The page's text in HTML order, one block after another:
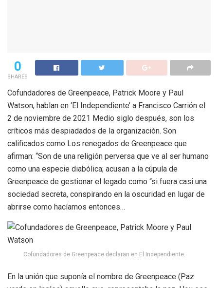
0
SHARES
Cofundadores de Greenpeace, Patrick Moore y Paul
Watson, hablan en ‘El Independiente’ a Francisco Carrión el
2 de noviembre de 2021 Medio siglo después, son los
críticos más despiadados de la organización. Son
calificados como Los renegados de Greenpeace que
afirman: “Son de una religión perversa que ve al ser humano
como una especie diabólica; acusan a la cúpula de
Greenpeace de gestionar el legado como “si fuera casi una
sociedad secreta, conspirando en la oscuridad en lugar de
abrirse como hacíamos entonces…
Cofundadores de Greenpeace declaran en El Independiente.
En la unión que suponía el nombre de Greenpeace (Paz